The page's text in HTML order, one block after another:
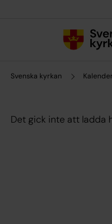
Svenska kyrkan Kalender
Det gick inte att ladda